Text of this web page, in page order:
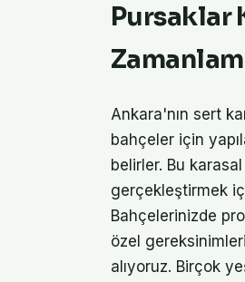
Pursaklar
Ankara'nın sert
bahçeler için
belirler. Bu
gerçekleştirmek
Bahçelerinizde
özel
alıyoruz. Birçok